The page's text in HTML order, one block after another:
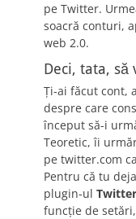
pe Twitter.
soacră conturi,
web 2.0.
Deci, tata, să
Ţi-ai făcut cont,
despre care
început să-i
Teoretic, îi
pe twitter.com
Pentru că tu
plugin-ul
funcţie de